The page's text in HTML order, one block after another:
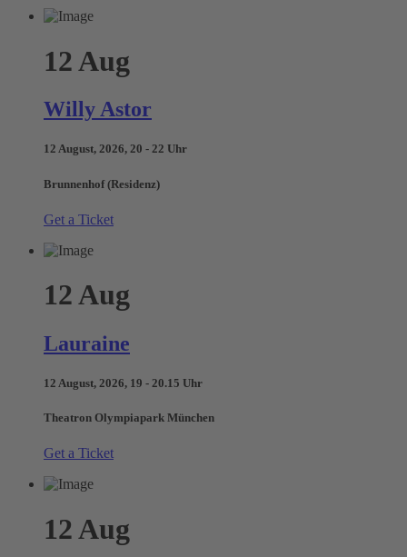
12 Aug
Willy Astor
12 August, 2026, 20 - 22 Uhr
Brunnenhof (Residenz)
Get a Ticket
12 Aug
Lauraine
12 August, 2026, 19 - 20.15 Uhr
Theatron Olympiapark München
Get a Ticket
12 Aug